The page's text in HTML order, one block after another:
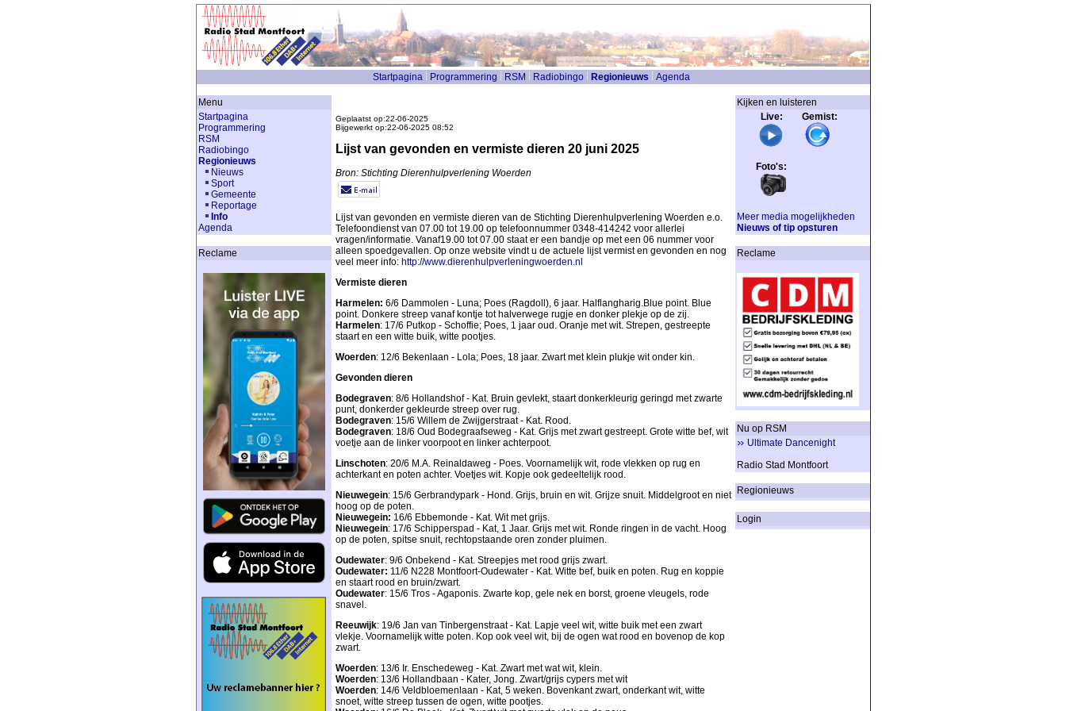
Startpagina Programmering RSM Radiobingo Regionieuws Agenda
Menu
Startpagina
Programmering
RSM
Radiobingo
Regionieuws
Nieuws
Sport
Gemeente
Reportage
Info
Agenda
Reclame
Geplaatst op:22-06-2025
Bijgewerkt op:22-06-2025 08:52
Lijst van gevonden en vermiste dieren 20 juni 2025
Bron: Stichting Dierenhulpverlening Woerden
Lijst van gevonden en vermiste dieren van de Stichting Dierenhulpverlening Woerden e.o.
Telefoondienst van 07.00 tot 19.00 op telefoonnummer 0348-414242 voor allerlei
vragen/informatie. Vanaf19.00 tot 07.00 staat er een bandje op met een 06 nummer voor
alleen spoedgevallen. Op onze website vindt u de actuele lijst vermist en gevonden en nog
veel meer info: http://www.dierenhulpverleningwoerden.nl
Vermiste dieren
Harmelen: 6/6 Dammolen - Luna; Poes (Ragdoll), 6 jaar. Halflangharig.Blue point. Blue
point. Donkere streep vanaf kontje tot halverwege rugje en donker plekje op de zij.
Harmelen: 17/6 Putkop - Schoffie; Poes, 1 jaar oud. Oranje met wit. Strepen, gestreepte
staart en een witte buik, witte pootjes.
Woerden: 12/6 Bekenlaan - Lola; Poes, 18 jaar. Zwart met klein plukje wit onder kin.
Gevonden dieren
Bodegraven: 8/6 Hollandshof - Kat. Bruin gevlekt, staart donkerkleurig geringd met zwarte
punt, donkerder gekleurde streep over rug.
Bodegraven: 15/6 Willem de Zwijgerstraat - Kat. Rood.
Bodegraven: 18/6 Oud Bodegraafseweg - Kat. Grijs met zwart gestreept. Grote witte bef, wit
voetje aan de linker voorpoot en linker achterpoot.
Linschoten: 20/6 M.A. Reinaldaweg - Poes. Voornamelijk wit, rode vlekken op rug en
achterkant en poten achter. Voetjes wit. Kopje ook gedeeltelijk rood.
Nieuwegein: 15/6 Gerbrandypark - Hond. Grijs, bruin en wit. Grijze snuit. Middelgroot en niet
hoog op de poten.
Nieuwegein: 16/6 Ebbemonde - Kat. Wit met grijs.
Nieuwegein: 17/6 Schipperspad - Kat, 1 Jaar. Grijs met wit. Ronde ringen in de vacht. Hoog
op de poten, spitse snuit, rechtopstaande oren zonder pluimen.
Oudewater: 9/6 Onbekend - Kat. Streepjes met rood grijs zwart.
Oudewater: 11/6 N228 Montfoort-Oudewater - Kat. Witte bef, buik en poten. Rug en koppie
en staart rood en bruin/zwart.
Oudewater: 15/6 Tros - Agaponis. Zwarte kop, gele nek en borst, groene vleugels, rode
snavel.
Reeuwijk: 19/6 Jan van Tinbergenstraat - Kat. Lapje veel wit, witte buik met een zwart
vlekje. Voornamelijk witte poten. Kop ook veel wit, bij de ogen wat rood en bovenop de kop
zwart.
Woerden: 13/6 Ir. Enschedeweg - Kat. Zwart met wat wit, klein.
Woerden: 13/6 Hollandbaan - Kater, Jong. Zwart/grijs cypers met wit
Woerden: 14/6 Veldbloemenlaan - Kat, 5 weken. Bovenkant zwart, onderkant wit, witte
snoet, witte streep tussen de ogen, witte pootjes.
Kijken en luisteren
Live: Gemist:
Foto's:
Meer media mogelijkheden
Nieuws of tip opsturen
Reclame
Nu op RSM
Ultimate Dancenight
Radio Stad Montfoort
Regionieuws
Login